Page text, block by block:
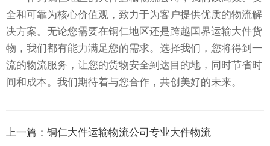
全和可靠为核心价值观，致力于为客户提供优质的物流解
决方案。无论您需要在铜仁地区还是跨越国界运输大件货
物，我们都有能力满足您的需求。选择我们，您将得到一
流的物流服务，让您的货物安全到达目的地，同时节省时
间和成本。我们期待着与您合作，共创美好的未来。
上一篇： 铜仁大件运输物流公司专业大件物流